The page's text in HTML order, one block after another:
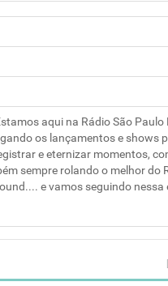
aqui na Rádio São
os lançamentos e shows
e eternizar momentos,
sempre rolando o melhor do
e vamos seguindo nessa